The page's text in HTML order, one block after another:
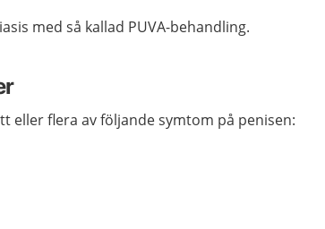
med så kallad PUVA-behandling.
eller flera av följande symtom på penisen: